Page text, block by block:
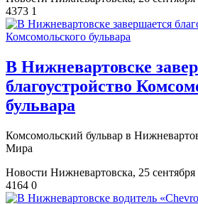
4373 1
В Нижневартовске
благоустройство
бульвара
Комсомольский бульвар в
Мира
Новости Нижневартовска, 25
4164 0